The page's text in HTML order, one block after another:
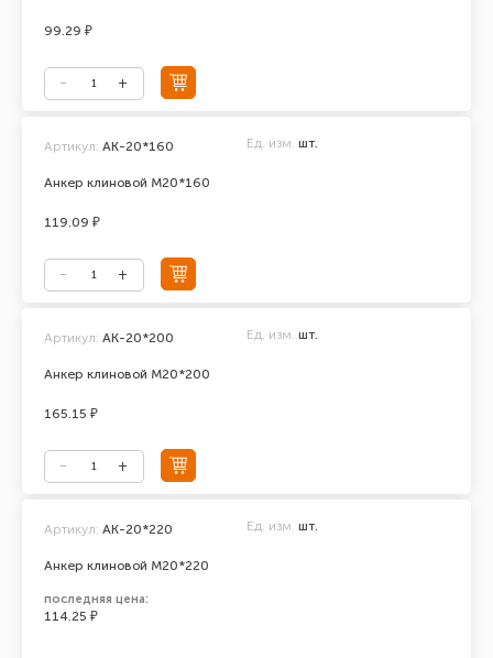
99.29 ₽
Анкер клиновой М20*160
Артикул: АК-20*160 Ед. изм. шт.
119.09 ₽
Анкер клиновой М20*200
Артикул: АК-20*200 Ед. изм. шт.
165.15 ₽
Анкер клиновой М20*220
Артикул: АК-20*220 Ед. изм. шт.
последняя цена:
114.25 ₽